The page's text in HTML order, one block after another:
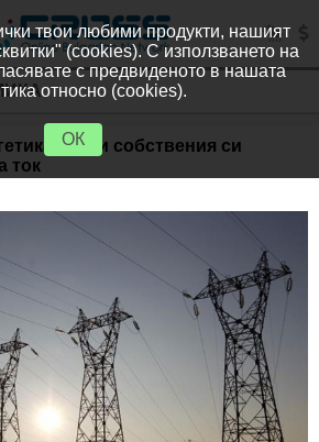
счупи собствения си
ток
твои любими продукти, нашият
(cookies). С използването на
с предвиденото в нашата
относно (cookies).
ОК